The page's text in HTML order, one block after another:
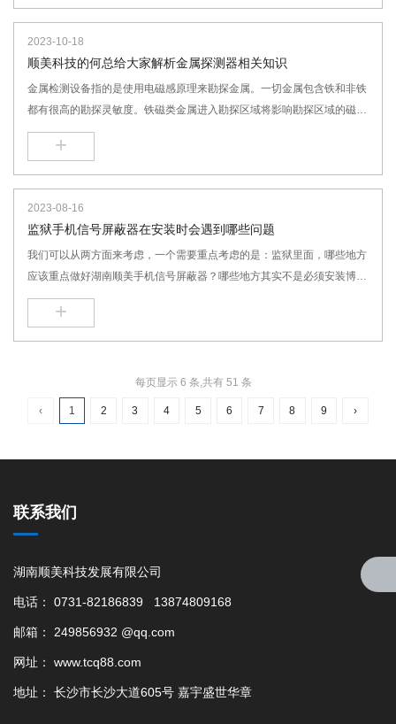
行李X光安检仪和医用X射线确诊仪相同，都要通过X光照耀被检测目
2023-10-18
顺美科技的何总给大家解析金属探测器相关知识
金属检测设备指的是使用电磁感原理来勘探金属。一切金属包含铁和非铁
都有很高的勘探灵敏度。铁磁类金属进入勘探区域将影响勘探区域的磁力
线散布，进而影响了固定范围的磁通。非铁磁类金属进入勘探区域将发生
涡流效应，也会使勘探区域的磁场散布发生变化。
+
2023-08-16
监狱手机信号屏蔽器在安装时会遇到哪些问题
我们可以从两方面来考虑，一个需要重点考虑的是：监狱里面，哪些地方
应该重点做好湖南顺美手机信号屏蔽器？哪些地方其实不是必须安装博创
时空手机信号屏蔽器的？其实在监狱里，服刑的犯人，在公共场所和人群
聚集的地方，是不可能使用手机与外界联系的，所以这样的地方，就不是
需要着重考虑安装湖南顺美手机信号屏蔽器的地方。这种地方一般包括：
+
每页显示 6 条,共有 51 条
‹ 1 2 3 4 5 6 7 8 9 ›
联系我们
湖南顺美科技发展有限公司
电话： 0731-82186839 13874809168
邮箱： 249856932 @qq.com
网址： www.tcq88.com
地址： 长沙市长沙大道605号 嘉宇盛世华章